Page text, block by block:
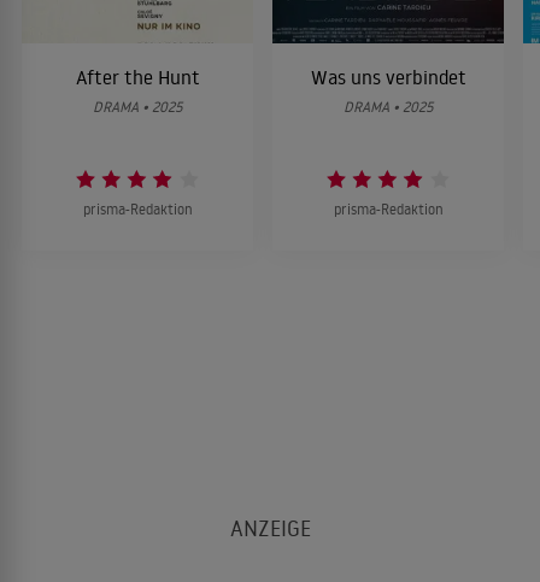
After the Hunt
DRAMA • 2025
prisma-Redaktion
Was uns verbindet
DRAMA • 2025
prisma-Redaktion